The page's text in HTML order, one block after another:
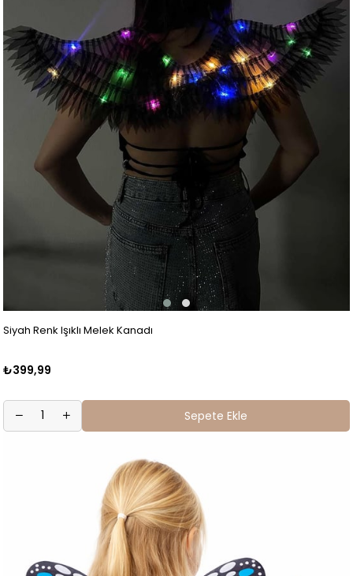
Siyah Renk Işıklı Melek Kanadı
₺399,99
Sepete Ekle